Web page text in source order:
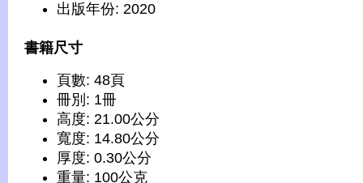
出版年份: 2020
書籍尺寸
頁數: 48頁
冊別: 1冊
高度: 21.00公分
寬度: 14.80公分
厚度: 0.30公分
重量: 100公克